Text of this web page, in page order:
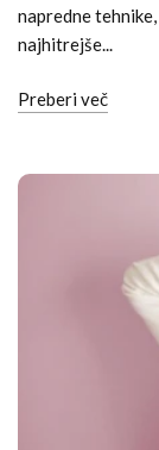
napredne
najhitrejše...
Preberi več